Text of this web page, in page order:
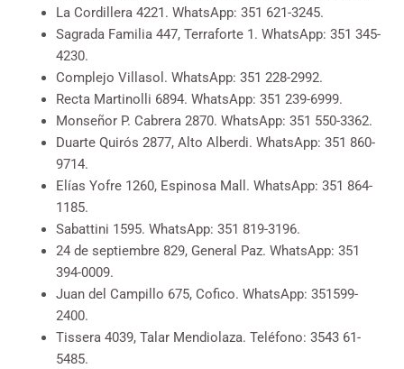
La Cordillera 4221. WhatsApp: 351 621-3245.
Sagrada Familia 447, Terraforte 1. WhatsApp: 351 345-
4230.
Complejo Villasol. WhatsApp: 351 228-2992.
Recta Martinolli 6894. WhatsApp: 351 239-6999.
Monseñor P. Cabrera 2870. WhatsApp: 351 550-3362.
Duarte Quirós 2877, Alto Alberdi. WhatsApp: 351 860-
9714.
Elías Yofre 1260, Espinosa Mall. WhatsApp: 351 864-
1185.
Sabattini 1595. WhatsApp: 351 819-3196.
24 de septiembre 829, General Paz. WhatsApp: 351
394-0009.
Juan del Campillo 675, Cofico. WhatsApp: 351599-
2400.
Tissera 4039, Talar Mendiolaza. Teléfono: 3543 61-
5485.